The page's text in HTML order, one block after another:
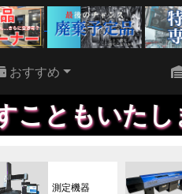
おすすめ
す。欲し
測定機器